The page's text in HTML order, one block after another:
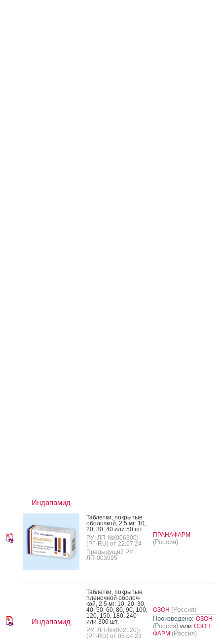
Индапамид
Таб­летки, пок­ры­тые
обо­лоч­кой, 2.5 мг: 10,
20, 30, 40 или 50 шт.
РУ: ЛП-№(006300)-
(РГ-RU) от 22.07.24
Предыдущий РУ:
ЛП-003095
ПРАНАФАРМ
(Россия)
Индапамид
Таб­летки, пок­ры­тые
пле­ноч­ной обо­лоч­
кой, 2.5 мг: 10, 20, 30,
40, 50, 60, 80, 90, 100,
120, 150, 180, 240
или 300 шт.
РУ: ЛП-№(002120)-
(РГ-RU) от 05.04.23
ОЗОН (Россия)
Произведено: ОЗОН
(Россия) или ОЗОН
ФАРМ (Россия)